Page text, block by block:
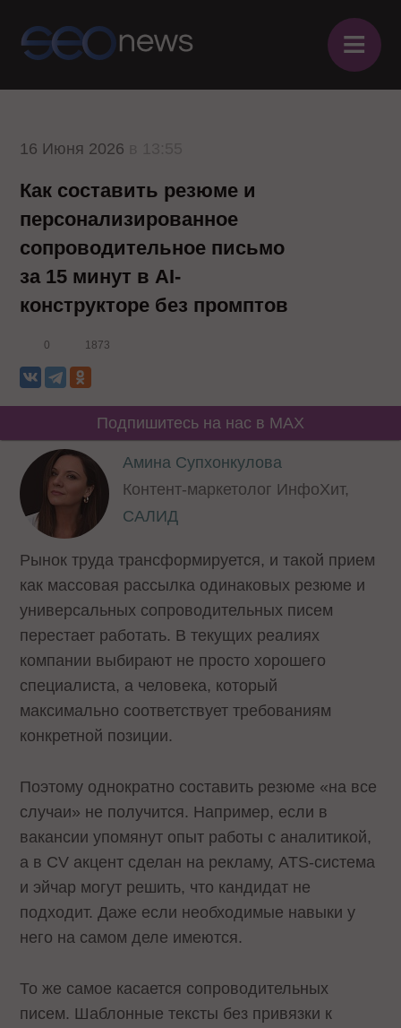
≡
16 Июня 2026
Как составить резюме и
персонализированное
сопроводительное письмо
за 15 минут в AI-
конструкторе без промптов
0 1873
Подпишитесь на нас в MAX
Амина Супхонкулова
Контент-маркетолог ИнфоХит,
САЛИД
Рынок труда трансформируется, и такой прием
как массовая рассылка одинаковых резюме и
универсальных сопроводительных писем
перестает работать. В текущих реалиях
компании выбирают не просто хорошего
специалиста, а человека, который
максимально соответствует требованиям
конкретной позиции.
Поэтому однократно составить резюме «на все
случаи» не получится. Например, если в
вакансии упомянут опыт работы с аналитикой,
а в CV акцент сделан на рекламу, ATS-система
и эйчар могут решить, что кандидат не
подходит. Даже если необходимые навыки у
него на самом деле имеются.
То же самое касается сопроводительных
писем. Шаблонные тексты без привязки к